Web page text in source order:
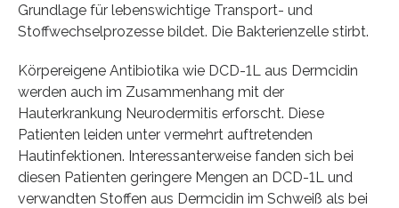
Grundlage für lebenswichtige Transport- und
Stoffwechselprozesse bildet. Die Bakterienzelle stirbt.
Körpereigene Antibiotika wie DCD-1L aus Dermcidin
werden auch im Zusammenhang mit der
Hauterkrankung Neurodermitis erforscht. Diese
Patienten leiden unter vermehrt auftretenden
Hautinfektionen. Interessanterweise fanden sich bei
diesen Patienten geringere Mengen an DCD-1L und
verwandten Stoffen aus Dermcidin im Schweiß als bei